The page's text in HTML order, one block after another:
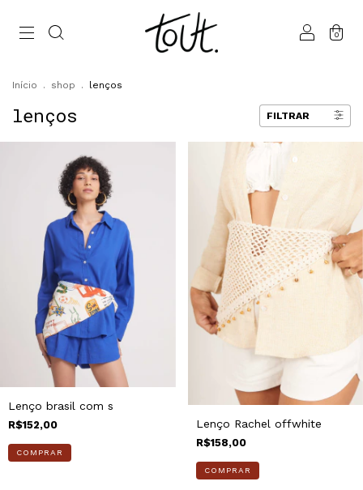
0
Início . shop . lenços
lenços FILTRAR
Lenço brasil com s
R$152,00 Lenço Rachel offwhite
R$158,00